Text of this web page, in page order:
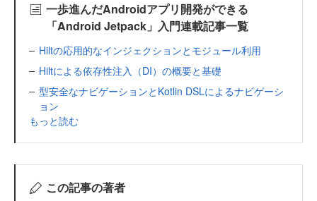
一歩進んだAndroidアプリ開発ができる
「Android Jetpack」入門連載記事一覧
Hiltの応用的なインジェクションとモジュール利用
Hiltによる依存性注入（DI）の概要と基礎
型安全なナビゲーションとKotlin DSLによるナビゲーシ
ョン
もっと読む
この記事の著者